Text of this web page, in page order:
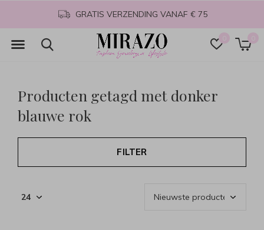
0 0
GRATIS VERZENDING VANAF € 75
Producten getagd met donker
blauwe rok
FILTER